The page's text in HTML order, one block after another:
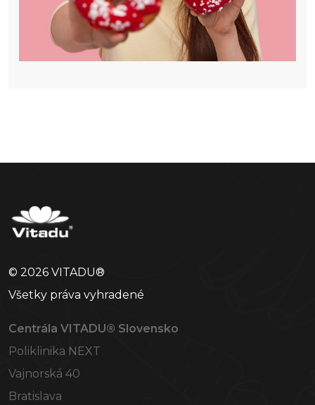
© 2026 VITADU®
Všetky práva vyhradené
Centrála VITADU® Slovensko
Poliklinika NEXT
Vajnorská 40
Bratislava